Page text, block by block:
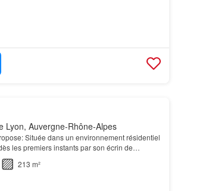
Lyon, Auvergne-Rhône-Alpes
Située dans un environnement résidentiel
les premiers instants par son écrin de
générosité de…
213 m²